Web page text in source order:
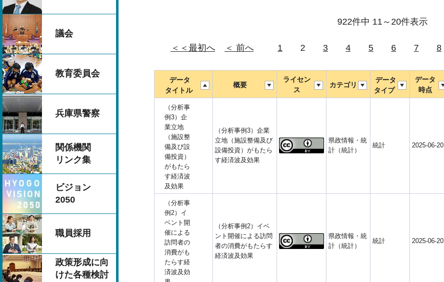
議会
教育委員会
兵庫県警察
関係機関
リンク集
ビジョン
2050
職員採用
政策形成に向
けた各種検討
922件中 11～20件表示
＜＜最初へ ＜ 前へ 1 2 3 4 5 6 7 8
データ
タイトル
概要
ライセン
ス
カテゴリ
データ
タイプ
データ
時点
（分析事
例3）企
業立地
（施設整
備及び設
備投資）
がもたら
す経済波
及効果
（分析事例3）企業
立地（施設整備及び
設備投資）がもたら
す経済波及効果
県政情報・統
計（統計）
統計 2025-06-20
（分析事
例2）イ
ベント開
催による
訪問者の
消費がも
たらす経
済波及効
（分析事例2）イベ
ント開催による訪問
者の消費がもたらす
経済波及効果
県政情報・統
計（統計）
統計 2025-06-20